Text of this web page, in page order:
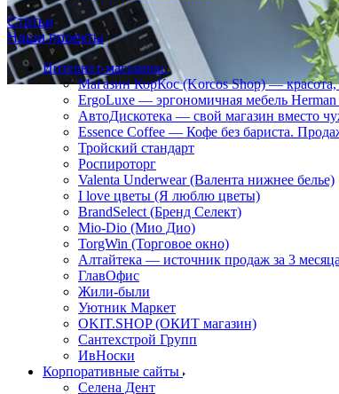
Статьи
Наши проекты
Интернет-магазины
Магазин КорКос (Korcos Shop) — красота,
ErgoLuxe — эргономичная мебель
АвтоДискотека — свой магазин вместо
Essence Coffee — Кофе без бариста.
Тройский стандарт
Роспироторг
Valenta Underwear (Валента нижнее белье)
I love цветы (Я люблю цветы)
BrandSelect (Бренд Селект)
Mio-Dio (Мио Дио)
TorgWin (Торговое окно)
Алтайтека — источник продаж за 3 месяца
ГлавОфис
Жили-были
Уютник Маркет
OKIT.SHOP (ОКИТ магазин)
Сантехстрой Групп
ИвНоски
Корпоративные сайты
Селена Дент